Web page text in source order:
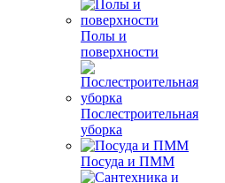
Полы и
поверхности
Послестроительная
уборка
Посуда и ПММ